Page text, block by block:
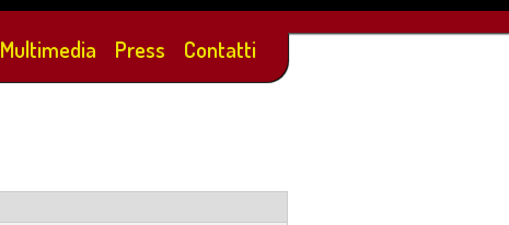
Multimedia Press Contatti